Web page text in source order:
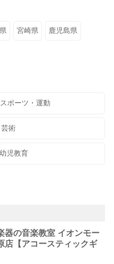
宮崎県 鹿児島県
スポーツ・運動
芸術
幼児教育
器の音楽教室 イオンモー
店【アコースティックギ